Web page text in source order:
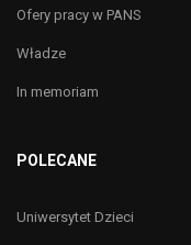
Ofery pracy w PANS
Władze
In memoriam
POLECANE
Uniwersytet Dzieci